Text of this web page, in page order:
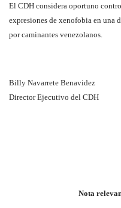
El CDH considera oportuno
expresiones de xenofobia en una
por caminantes venezolanos.
Billy Navarrete Benavidez
Director Ejecutivo del CDH
Nota